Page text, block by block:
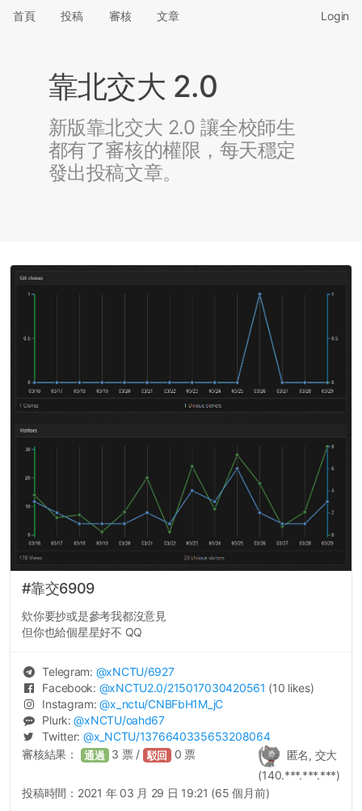
首頁 投稿 審核 文章 Login
靠北交大 2.0
新版靠北交大 2.0 讓全校師生
都有了審核的權限，每天穩定
發出投稿文章。
#靠交6909
欸你要抄或是參考我都沒意見
但你也給個星星好不 QQ
Telegram: @xNCTU/6927
Facebook: @xNCTU2.0/215017030420561 (10 likes)
Instagram:@x_nctu/CNBFbH1M_jC
Plurk:@xNCTU/oahd67
Twitter: @x_NCTU/1376640335653208064
匿名, 交大
(140.***.***.***)
審核結果： 通過 3 票 / 駁回 0 票
投稿時間： 2021 年 03 月 29 日 19:21 (65 個月前)